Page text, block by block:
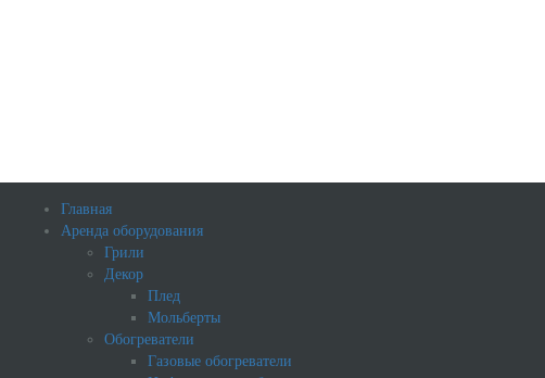
Главная
Аренда оборудования
Грили
Декор
Плед
Мольберты
Обогреватели
Газовые обогреватели